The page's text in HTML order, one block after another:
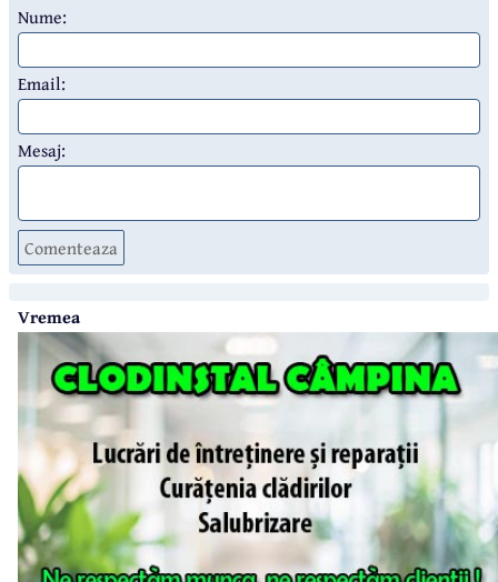
Nume:
Email:
Mesaj:
Comenteaza
Vremea